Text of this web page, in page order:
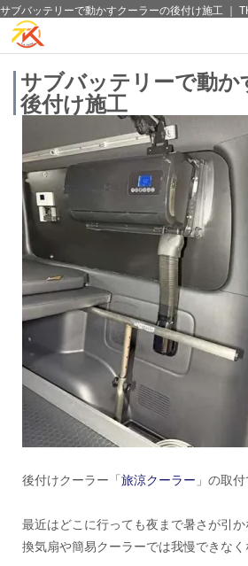
サブバッテリーで動かすクーラーの後付け施工 ｜
やSUVのカスタム パーツと12vクーラーから 車中
の T.K TECH 埼玉
サブバッテリーで動か
後付け施工
後付けクーラー「旅涼クーラー 」の取付
最近はどこに行っても夜まで暑さが引か
換気扇や簡易クーラーでは我慢できなく